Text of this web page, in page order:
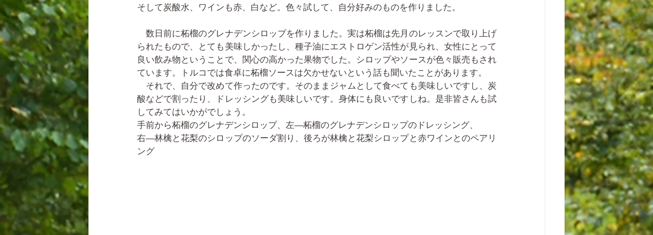
そして炭酸水、ワインも赤、白など。色々試して、自分好みのものを作りました。
数日前に柘榴のグレナデンシロップを作りました。実は柘榴は先月のレッスンで取り上げ
られたもので、とても美味しかったし、種子油にエストロゲン活性が見られ、女性にとって
良い飲み物ということで、関心の高かった果物でした。シロップやソースが色々販売もされ
ています。トルコでは食卓に柘榴ソースは欠かせないという話も聞いたことがあります。
それで、自分で改めて作ったのです。そのままジャムとして食べても美味しいですし、炭
酸などで割ったり、ドレッシングも美味しいです。身体にも良いですしね。是非皆さんも試
してみてはいかがでしょう。
手前から柘榴のグレナデンシロップ、左―柘榴のグレナデンシロップのドレッシング、
右―林檎と花梨のシロップのソーダ割り、後ろが林檎と花梨シロップと赤ワインとのペアリ
ング